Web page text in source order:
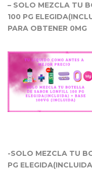
– SOLO MEZCLA TU
100 PG
PARA OBTENER 0MG
-SOLO MEZCLA TU
PG